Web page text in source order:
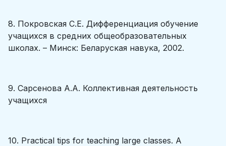
8. Покровская С.Е. Дифференциация обучение
учащихся в средних общеобразовательных
школах. – Минск: Беларуская навука, 2002.
9. Сарсенова А.А. Коллективная деятельность
учащихся
10. Practical tips for teaching large classes. A